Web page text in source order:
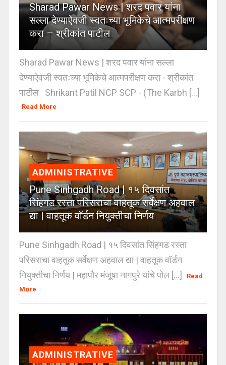
Sharad Pawar News | शरद पवार यांना
सल्ला देण्याऐवजी स्वतःच्या भूमिकेचे आत्मपरीक्षण
करा – श्रीकांत पाटील
Sharad Pawar News | शरद पवार यांना सल्ला
देण्याऐवजी स्वतःच्या भूमिकेचे आत्मपरीक्षण करा - श्रीकांत
पाटील Shrikant Patil NCP SCP - (The Karbh [...]
Read More
ADMINISTRATIVE
Pune Sinhgadh Road | १५ दिवसांत
सिंहगड रस्ता परिसराचा वाहतूक सर्वेक्षण अहवाल
द्या | वाहतूक वॉर्डन नियुक्तीचा निर्णय
Pune Sinhgadh Road | १५ दिवसांत सिंहगड रस्ता
परिसराचा वाहतूक सर्वेक्षण अहवाल द्या | वाहतूक वॉर्डन
नियुक्तीचा निर्णय | महापौर मंजूषा नागपुरे यांचे पोल [...]
Read
More
ADMINISTRATIVE